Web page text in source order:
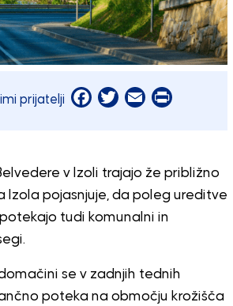
prijatelji Facebook
Twitter
EmailPrint
v Izoli trajajo že približno
Izola pojasnjuje, da poleg ureditve
tudi komunalni in
se v zadnjih tednih
poteka na območju krožišča